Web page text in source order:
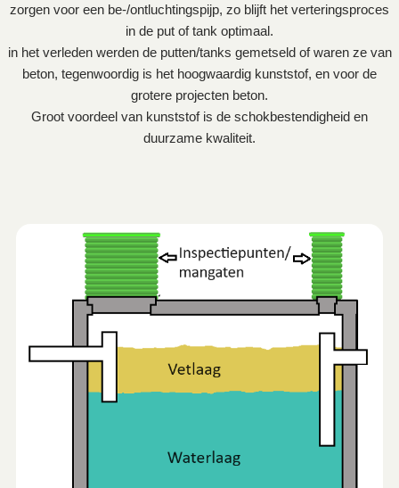
zorgen voor een be-/ontluchtingspijp, zo blijft het verteringsproces
in de put of tank optimaal.
in het verleden werden de putten/tanks gemetseld of waren ze van
beton, tegenwoordig is het hoogwaardig kunststof, en voor de
grotere projecten beton.
Groot voordeel van kunststof is de schokbestendigheid en
duurzame kwaliteit.